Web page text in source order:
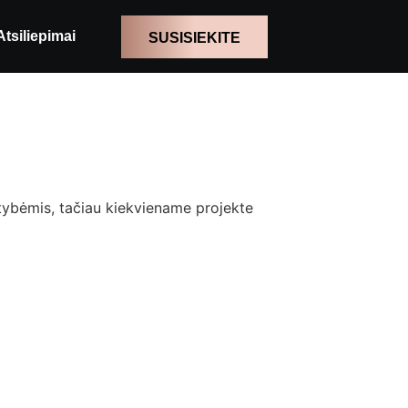
SUSISIEKITE
tačiau kiekviename projekte